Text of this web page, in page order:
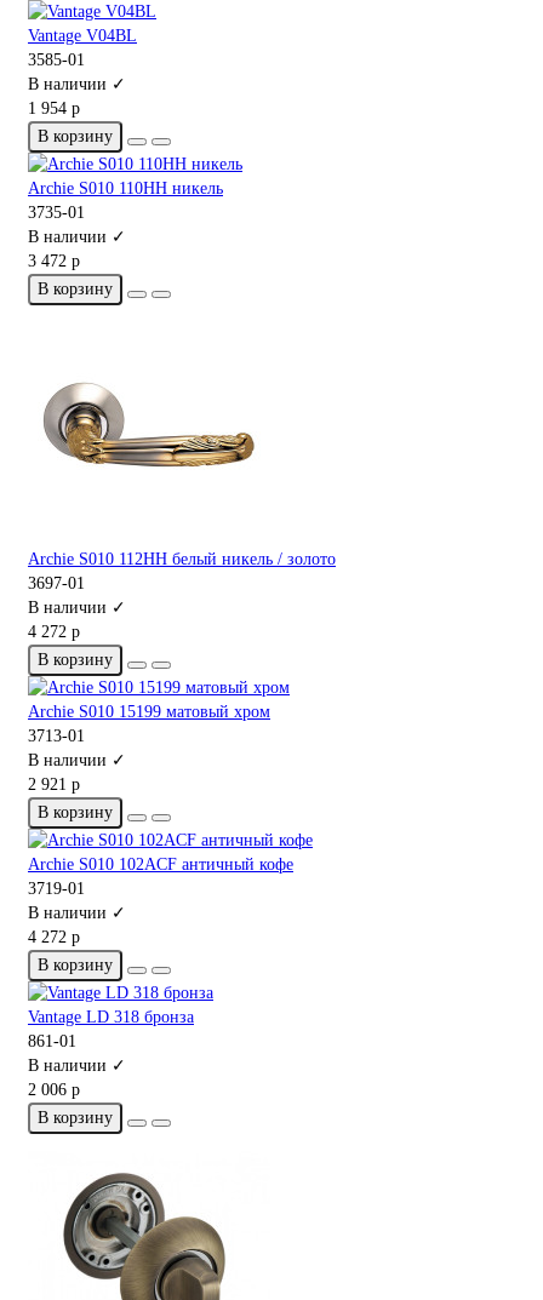
Vantage V04BL
3585-01
В наличии ✓
1 954 р
В корзину
Archie S010 110HH никель
3735-01
В наличии ✓
3 472 р
В корзину
Archie S010 112HH белый никель / золото
3697-01
В наличии ✓
4 272 р
В корзину
Archie S010 15199 матовый хром
3713-01
В наличии ✓
2 921 р
В корзину
Archie S010 102ACF античный кофе
3719-01
В наличии ✓
4 272 р
В корзину
Vantage LD 318 бронза
861-01
В наличии ✓
2 006 р
В корзину